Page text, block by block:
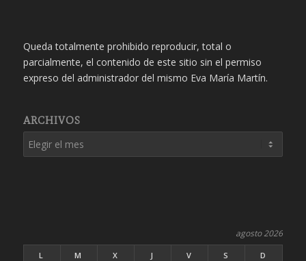
Queda totalmente prohibido reproducir, total o
parcialmente, el contenido de este sitio sin el permiso
expreso del administrador del mismo Eva María Martín.
ARCHIVOS
agosto 2026
L M X J V S
D